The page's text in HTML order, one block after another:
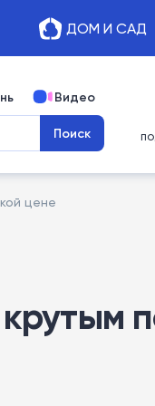
ДОМ И САД
Видео
цене